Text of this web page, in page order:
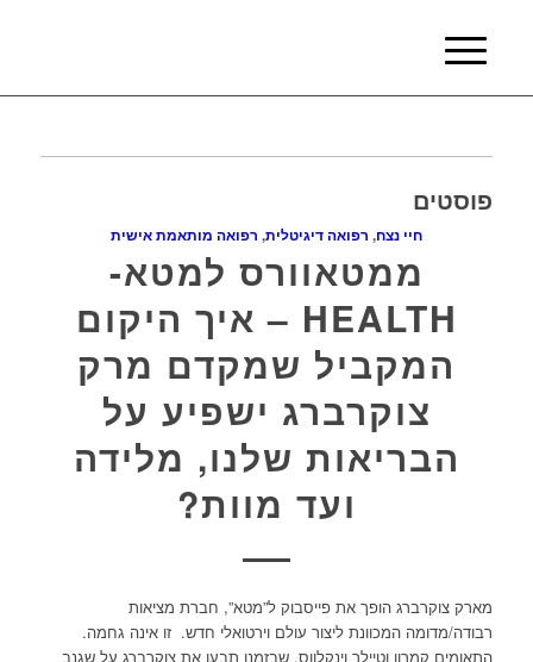
פוסטים
חיי נצח, רפואה דיגיטלית, רפואה מותאמת אישית
ממטאוורס למטא-
HEALTH – איך היקום
המקביל שמקדם מרק
צוקרברג ישפיע על
הבריאות שלנו, מלידה
ועד מוות?
מארק צוקרברג הופך את פייסבוק ל”מטא”, חברת מציאות
רבודה/מדומה המכוונת ליצור עולם וירטואלי חדש. זו אינה גחמה.
התאומים קמרון וטיילר וינקלווס, שבזמנו תבעו את צוקרברג על שגנב